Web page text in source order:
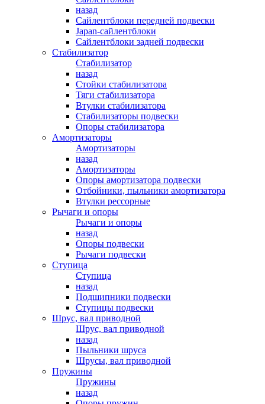
назад
Сайлентблоки передней подвески
Japan-сайлентблоки
Сайлентблоки задней подвески
Стабилизатор
Стабилизатор
назад
Стойки стабилизатора
Тяги стабилизатора
Втулки стабилизатора
Стабилизаторы подвески
Опоры стабилизатора
Амортизаторы
Амортизаторы
назад
Амортизаторы
Опоры амортизатора подвески
Отбойники, пыльники амортизатора
Втулки рессорные
Рычаги и опоры
Рычаги и опоры
назад
Опоры подвески
Рычаги подвески
Ступица
Ступица
назад
Подшипники подвески
Ступицы подвески
Шрус, вал приводной
Шрус, вал приводной
назад
Пыльники шруса
Шрусы, вал приводной
Пружины
Пружины
назад